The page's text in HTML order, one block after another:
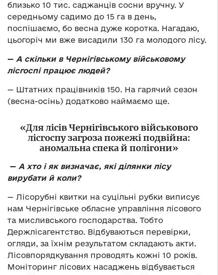
близько 10 тис. саджанців сосни вручну. У
середньому садимо до 15 га в день,
поспішаємо, бо весна дуже коротка. Нагадаю,
цьогоріч ми вже висадили 130 га молодого лісу.
— А скільки в Чернігівському військовому
лісгоспі працює людей?
— Штатних працівників 150. На гарячий сезон
(весна-осінь) додатково наймаємо ще.
«Для лісів Чернігівського військового
лісгоспу загроза пожежі подвійна:
аномальна спека й полігони»
— А хто і як визначає, які ділянки лісу
вирубати й коли?
— Лісорубні квитки на суцільні рубки виписує
нам Чернігівське обласне управління лісового
та мисливського господарства. Тобто
Держлісагентство. Відбуваються перевірки,
огляди, за їхнім результатом складають акти.
Лісовпорядкування проводять кожні 10 років.
Моніторинг лісових насаджень відбувається